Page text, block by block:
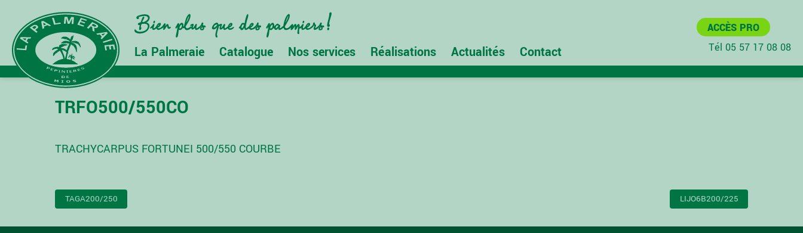
La Palmeraie Catalogue Nos services Réalisations Actualités Contact
ACCÈS PRO
Tél 05 57 17 08 08
TRFO500/550CO
TRACHYCARPUS FORTUNEI 500/550 COURBE
NAVIGATION
TAGA200/250 LIJO6B200/225